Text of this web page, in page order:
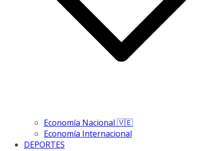
Economía Nacional 🇻🇪
Economía Internacional
DEPORTES